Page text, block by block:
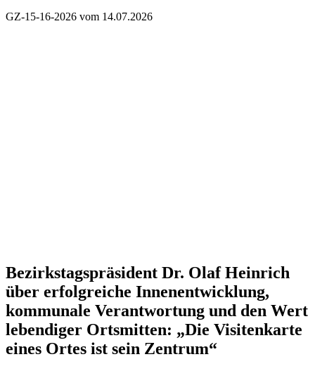
GZ-15-16-2026 vom 14.07.2026
Bezirkstagspräsident Dr. Olaf Heinrich
über erfolgreiche Innenentwicklung,
kommunale Verantwortung und den Wert
lebendiger Ortsmitten: „Die Visitenkarte
eines Ortes ist sein Zentrum“